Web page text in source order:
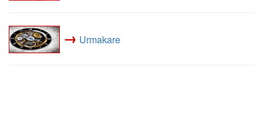
→ Urmakare